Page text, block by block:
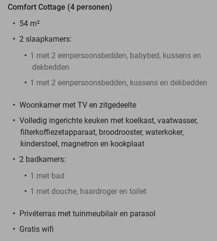
Comfort Cottage (4 personen)
54 m²
2 slaapkamers:
1 met 2 eenpersoonsbedden, babybed, kussens en
dekbedden
1 met 2 eenpersoonsbedden, kussens en dekbedden
Woonkamer met TV en zitgedeelte
Volledig ingerichte keuken met koelkast, vaatwasser,
filterkoffiezetapparaat, broodrooster, waterkoker,
kinderstoel, magnetron en kookplaat
2 badkamers:
1 met bad
1 met douche, haardroger en toilet
Privéterras met tuinmeubilair en parasol
Gratis wifi